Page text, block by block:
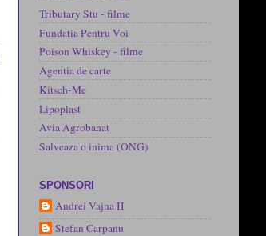
Tributary Stu - filme
Fundatia Pentru Voi
Poison Whiskey - filme
Agentia de carte
Kitsch-Me
Lipoplast
Avia Agrobanat
Salveaza o inima (ONG)
SPONSORI
Andrei Vajna II
Stefan Carpanu